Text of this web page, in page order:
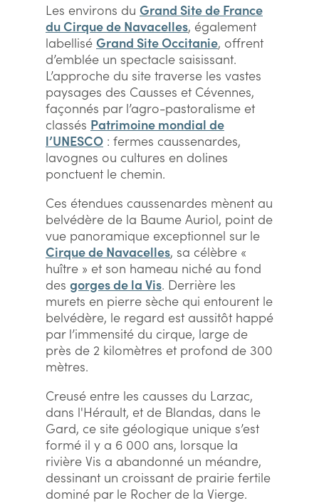
Les environs du Grand Site de France
du Cirque de Navacelles, également
labellisé Grand Site Occitanie, offrent
d’emblée un spectacle saisissant.
L’approche du site traverse les vastes
paysages des Causses et Cévennes,
façonnés par l’agro-pastoralisme et
classés Patrimoine mondial de
l’UNESCO : fermes caussenardes,
lavognes ou cultures en dolines
ponctuent le chemin.
Ces étendues caussenardes mènent au
belvédère de la Baume Auriol, point de
vue panoramique exceptionnel sur le
Cirque de Navacelles, sa célèbre «
huître » et son hameau niché au fond
des gorges de la Vis. Derrière les
murets en pierre sèche qui entourent le
belvédère, le regard est aussitôt happé
par l’immensité du cirque, large de
près de 2 kilomètres et profond de 300
mètres.
Creusé entre les causses du Larzac,
dans l'Hérault, et de Blandas, dans le
Gard, ce site géologique unique s’est
formé il y a 6 000 ans, lorsque la
rivière Vis a abandonné un méandre,
dessinant un croissant de prairie fertile
dominé par le Rocher de la Vierge.